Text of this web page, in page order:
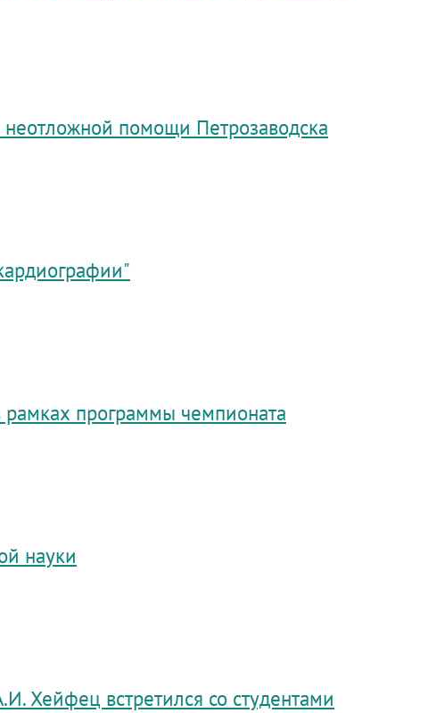
помощи Петрозаводска
программы чемпионата
науки
Хейфец встретился со студентами